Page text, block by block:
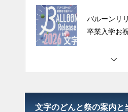
バルーンリ
卒業入学お
文字のどん
文字のどんと祭の案内と